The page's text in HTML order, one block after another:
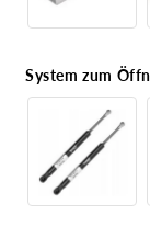
System zum